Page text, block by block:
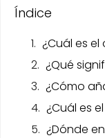
Índice
¿Cuál es
¿Qué
¿Cómo
¿Cuál es
¿Dónde